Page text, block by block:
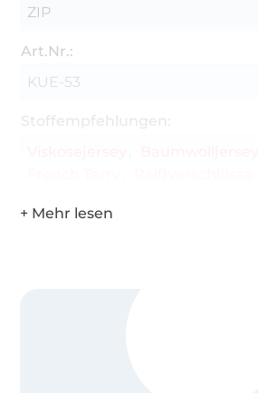
ZIP
Art.Nr.:
KUE-53
Stoffempfehlungen: